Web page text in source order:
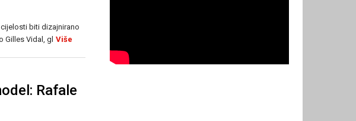
biti dizajnirano
Gilles Vidal, gl Više
Rafale